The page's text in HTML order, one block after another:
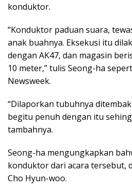
konduktor.
“Konduktor paduan suara,
anak buahnya. Eksekusi itu
dengan AK47, dan magasin
10 meter,” tulis Seong-ha
Newsweek.
“Dilaporkan tubuhnya
begitu penuh dengan itu
tambahnya.
Seong-ha mengungkapkan
konduktor dari acara tersebut,
Cho Hyun-woo.